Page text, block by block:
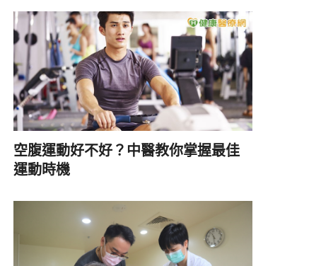
空腹運動好不好？中醫教你掌握最佳
運動時機